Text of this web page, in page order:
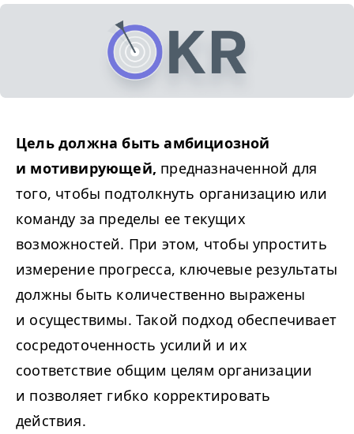
Цель должна быть амбициозной
и мотивирующей, предназначенной для
того, чтобы подтолкнуть организацию или
команду за пределы ее текущих
возможностей. При этом, чтобы упростить
измерение прогресса, ключевые результаты
должны быть количественно выражены
и осуществимы. Такой подход обеспечивает
сосредоточенность усилий и их
соответствие общим целям организации
и позволяет гибко корректировать
действия.